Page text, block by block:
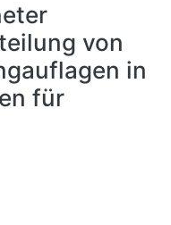
von
in
für